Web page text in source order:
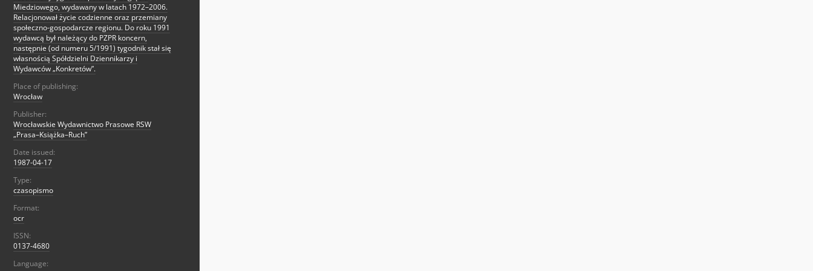
Miedziowego, wydawany w latach 1972–2006.
Relacjonował życie codzienne oraz przemiany
społeczno-gospodarcze regionu. Do roku 1991
wydawcą był należący do PZPR koncern,
następnie (od numeru 5/1991) tygodnik stał się
własnością Spółdzielni Dziennikarzy i
Wydawców „Konkretów”.
Place of publishing:
Wrocław
Publisher:
Wrocławskie Wydawnictwo Prasowe RSW
„Prasa–Książka–Ruch”
Date issued:
1987-04-17
Type:
czasopismo
Format:
ocr
ISSN:
0137-4680
Language: